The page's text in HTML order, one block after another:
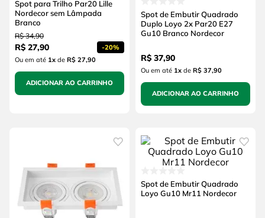
Spot para Trilho Par20 Lille
Nordecor sem Lâmpada
Branco
R$ 34,90
R$ 27,90 -20%
Ou em até 1xde R$ 27,90
ADICIONAR AO CARRINHO
Spot de Embutir Quadrado
Duplo Loyo 2x Par20 E27
Gu10 Branco Nordecor
R$ 37,90
Ou em até 1xde R$ 37,90
ADICIONAR AO CARRINHO
Spot de Embutir Quadrado
Loyo Gu10 Mr11 Nordecor